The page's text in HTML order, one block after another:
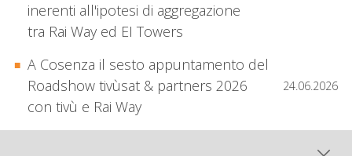
inerenti all'ipotesi di aggregazione
tra Rai Way ed EI Towers
A Cosenza il sesto appuntamento del
Roadshow tivùsat & partners 2026
con tivù e Rai Way
24.06.2026
11.06.2026